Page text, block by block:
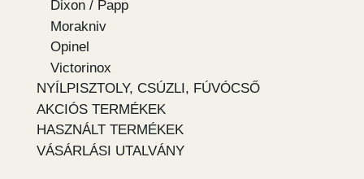
Dixon / Papp
Morakniv
Opinel
Victorinox
NYÍLPISZTOLY, CSÚZLI, FÚVÓCSŐ
AKCIÓS TERMÉKEK
HASZNÁLT TERMÉKEK
VÁSÁRLÁSI UTALVÁNY